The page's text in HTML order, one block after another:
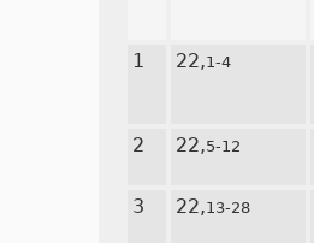
1 22,1-4
2
22,5-12
3
22,13-28